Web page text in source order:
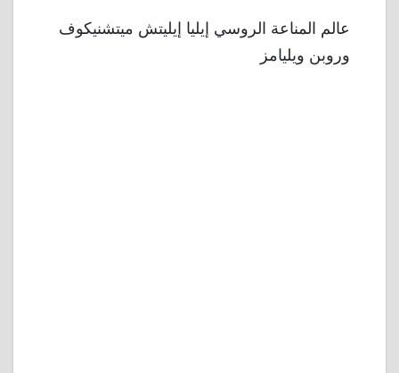
عالم المناعة الروسي إيليا إيليتش ميتشنيكوف
وروبن ويليامز